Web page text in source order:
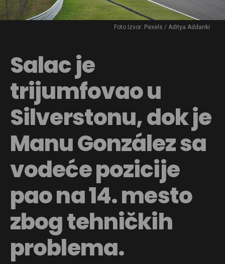
Foto Izvor: Pexels / Aditya Addanki
Salac je
trijumfovao u
Silverstonu, dok je
Manu González sa
vodeće pozicije
pao na 14. mesto
zbog tehničkih
problema.